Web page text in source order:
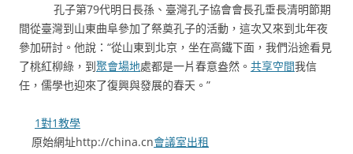
孔子第79代明日長孫、臺灣孔子協會會長孔垂長清明節期
間從臺灣到山東曲阜參加了祭奠孔子的活動，這次又來到北年夜
參加研討。他說：“從山東到北京，坐在高鐵下面，我們沿途看見
了桃紅柳綠，到聚會場地處都是一片春意盎然。 共享空間我信
任，儒學也迎來了復興與發展的春天。”
1對1教學
原始網址http://china.cn會議室出租